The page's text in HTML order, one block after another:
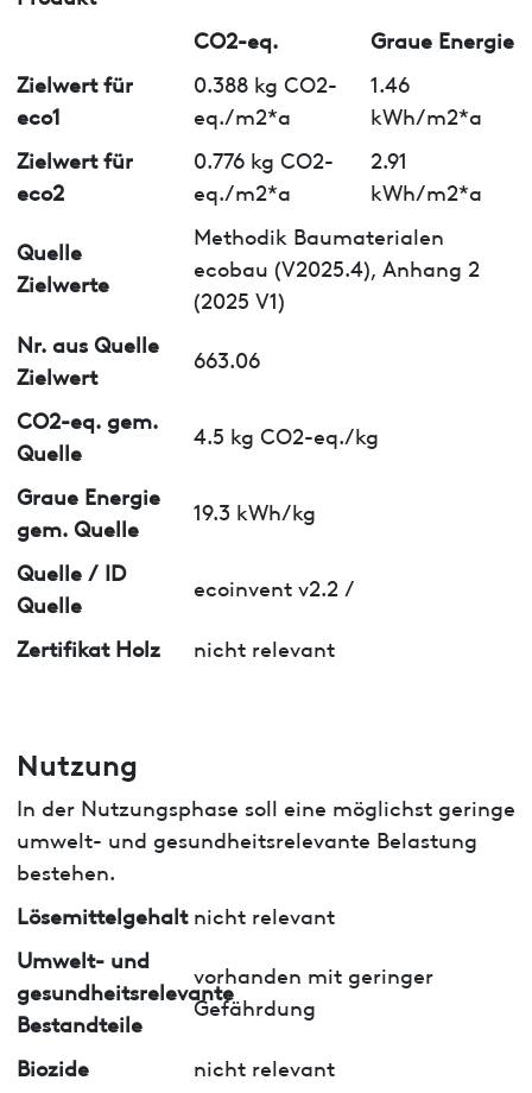
CO2-eq.
Graue Energie
Zielwert für
eco1
0.388 kg CO2-
eq./m2*a
1.46
kWh/m2*a
Zielwert für
eco2
0.776 kg CO2-
eq./m2*a
2.91
kWh/m2*a
Quelle
Zielwerte
Methodik Baumaterialen
ecobau (V2025.4), Anhang 2
(2025 V1)
Nr. aus Quelle
Zielwert
663.06
CO2-eq. gem.
Quelle
4.5 kg CO2-eq./kg
Graue Energie
gem. Quelle
19.3 kWh/kg
Quelle / ID
Quelle
ecoinvent v2.2 /
Zertifikat Holz nicht relevant
Nutzung
In der Nutzungsphase soll eine möglichst geringe
umwelt- und gesundheitsrelevante Belastung
bestehen.
Lösemittelgehalt nicht relevant
Umwelt- und
gesundheitsrelevante
Bestandteile
vorhanden mit geringer
Gefährdung
Biozide
nicht relevant